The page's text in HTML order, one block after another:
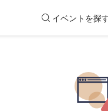
イベントを探